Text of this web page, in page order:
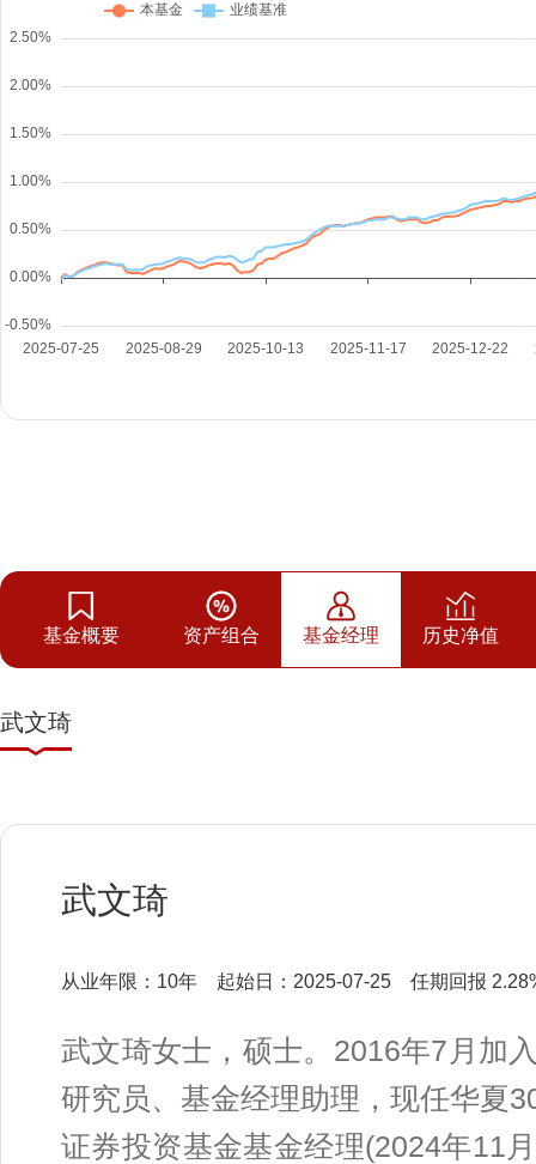
基金概要 资产组合 基金经理 历史净值
武文琦
武文琦
从业年限：10年 起始日：2025-07-25 任期回报
武文琦女士，硕士。2016年7月加
研究员、基金经理助理，现任华夏
证券投资基金基金经理(2024年11